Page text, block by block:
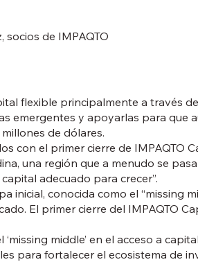
de IMPAQTO
flexible principalmente a través
emergentes y apoyarlas para que
de dólares.
con el primer cierre de IMPAQTO
una región que a menudo se
adecuado para crecer”.
inicial, conocida como el “missing
El primer cierre del IMPAQTO
middle’ en el acceso a
para fortalecer el ecosistema de